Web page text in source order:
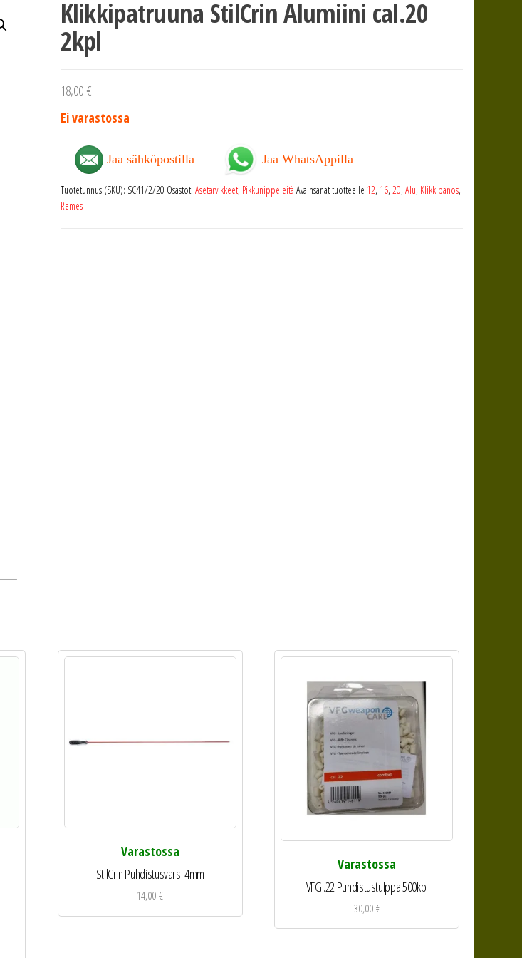
Klikkipatruuna StilCrin Alumiini cal.20
2kpl
18,00 €
Ei varastossa
Jaa sähköpostilla Jaa WhatsAppilla
Tuotetunnus (SKU): SC41/2/20 Osastot: Asetarvikkeet, Pikkunippeleitä Avainsanat tuotteelle 12, 16, 20, Alu, Klikkipanos,
Remes
Varastossa
StilCrin Puhdistusvarsi 4mm
14,00€
Varastossa
VFG .22 Puhdistustulppa 500kpl
30,00€